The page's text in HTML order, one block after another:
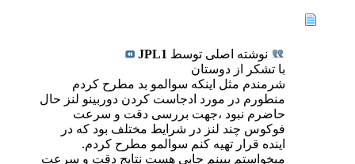
نوشته اصلی توسط JPL1
با تشکر از دوستان
شرمندم مثل اینکه سوالمو بد مطرح کردم
منطورم در مورد ادجاست کردن دوربینو لنز حال
حاضرم نبود ،جهت بررسی دقت و سرعت
فوکوس چند لنز در شرایط مختلف بود که در
اینده قرار تهیه کنم سوالمو مطرح کردم.
میخواستم ببینم جایی هست نتایج دقت و سرعت